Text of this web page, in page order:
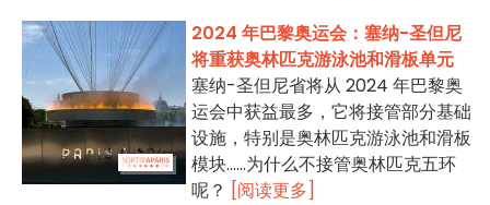
2024 年巴黎奥运会：塞纳-圣但尼
将重获奥林匹克游泳池和滑板单元
塞纳-圣但尼省将从 2024 年巴黎奥
运会中获益最多，它将接管部分基础
设施，特别是奥林匹克游泳池和滑板
模块......为什么不接管奥林匹克五环
呢？ [阅读更多]